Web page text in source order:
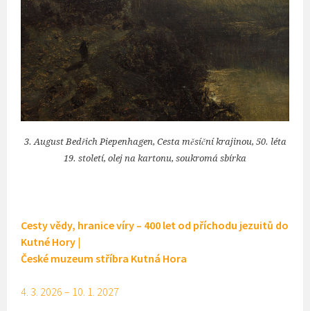
3. August Bedřich Piepenhagen, Cesta měsíční krajinou, 50. léta
19. století, olej na kartonu, soukromá sbírka
Cesty vědy, hranice víry – 400 let od příchodu jezuitů do
Kutné Hory |
České muzeum stříbra Kutná Hora
4. 3. 2026 – 10. 1. 2027